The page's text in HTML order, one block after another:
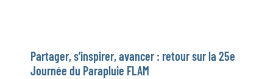
Partager, s’inspirer, avancer : retour sur la 25e
Journée du Parapluie FLAM